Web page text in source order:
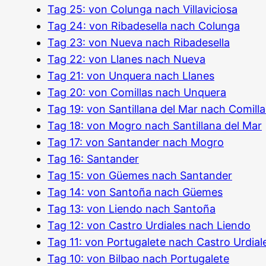
Tag 25: von Colunga nach Villaviciosa
Tag 24: von Ribadesella nach Colunga
Tag 23: von Nueva nach Ribadesella
Tag 22: von Llanes nach Nueva
Tag 21: von Unquera nach Llanes
Tag 20: von Comillas nach Unquera
Tag 19: von Santillana del Mar nach
Tag 18: von Mogro nach Santillana del Mar
Tag 17: von Santander nach Mogro
Tag 16: Santander
Tag 15: von Güemes nach Santander
Tag 14: von Santoña nach Güemes
Tag 13: von Liendo nach Santoña
Tag 12: von Castro Urdiales nach Liendo
Tag 11: von Portugalete nach Castro
Tag 10: von Bilbao nach Portugalete